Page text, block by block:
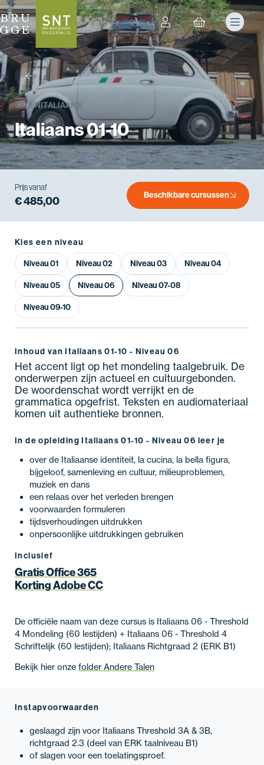
Prijs vanaf
€ 485,00 Beschikbare cursussen
terug
TALENITALIAANS
Italiaans 01-10
Kies een niveau
Niveau 01 Niveau 02 Niveau 03 Niveau 04
Niveau 05 Niveau 06 Niveau 07-08
Niveau 09-10
Inhoud van Italiaans 01-10 - Niveau 06
Het accent ligt op het mondeling taalgebruik. De
onderwerpen zijn actueel en cultuurgebonden.
De woordenschat wordt verrijkt en de
grammatica opgefrist. Teksten en audiomateriaal
komen uit authentieke bronnen.
In de opleiding Italiaans 01-10 - Niveau 06 leer je
over de Italiaanse identiteit, la cucina, la bella figura,
bijgeloof, samenleving en cultuur, milieuproblemen,
muziek en dans
een relaas over het verleden brengen
voorwaarden formuleren
tijdsverhoudingen uitdrukken
onpersoonlijke uitdrukkingen gebruiken
Inclusief
Gratis Office 365
Korting Adobe CC
De officiële naam van deze cursus is Italiaans 06 - Threshold
4 Mondeling (60 lestijden) + Italiaans 06 - Threshold 4
Schriftelijk (60 lestijden); Italiaans Richtgraad 2 (ERK B1)
Bekijk hier onze folder Andere Talen
Instapvoorwaarden
geslaagd zijn voor Italiaans Threshold 3A & 3B,
richtgraad 2.3 (deel van ERK taalniveau B1)
of slagen voor een toelatingsproef.